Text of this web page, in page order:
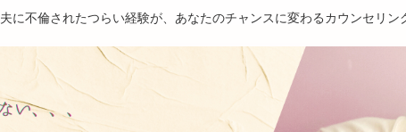
夫に不倫されたつらい経験が、あなたのチャンスに変わるカウンセリン